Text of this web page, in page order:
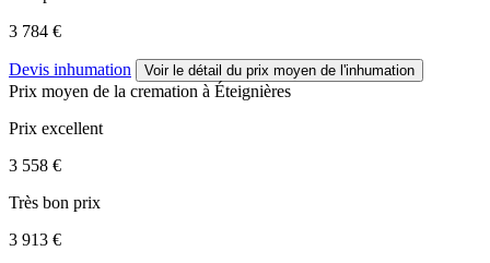
3 784 €
Devis inhumation Voir le détail du prix moyen de l'inhumation
Prix moyen de la cremation à Éteignières
Prix excellent
3 558 €
Très bon prix
3 913 €